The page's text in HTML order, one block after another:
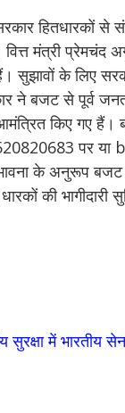
हितधारकों से
मंत्री प्रेमचंद
सुझावों के लिए
ने बजट से पूर्व
किए गए हैं।
पर
के अनुरूप
की भागीदारी
सुरक्षा में भारतीय